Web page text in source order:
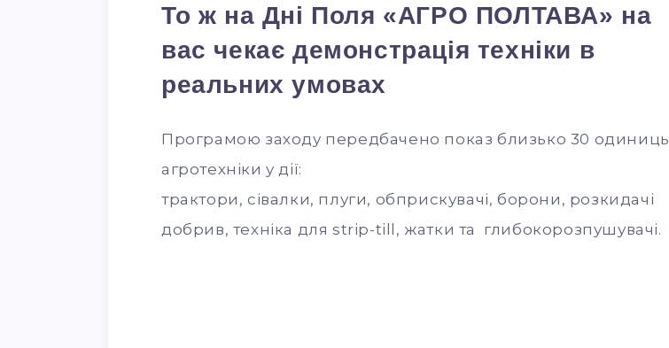
То ж на Дні Поля «АГРО ПОЛТАВА» на
вас чекає демонстрація техніки в
реальних умовах
Програмою заходу передбачено показ близько 30 одиниць
агротехніки у дії:
трактори, сівалки, плуги, обприскувачі, борони, розкидачі
добрив, техніка для strip-till, жатки та глибокорозпушувачі.